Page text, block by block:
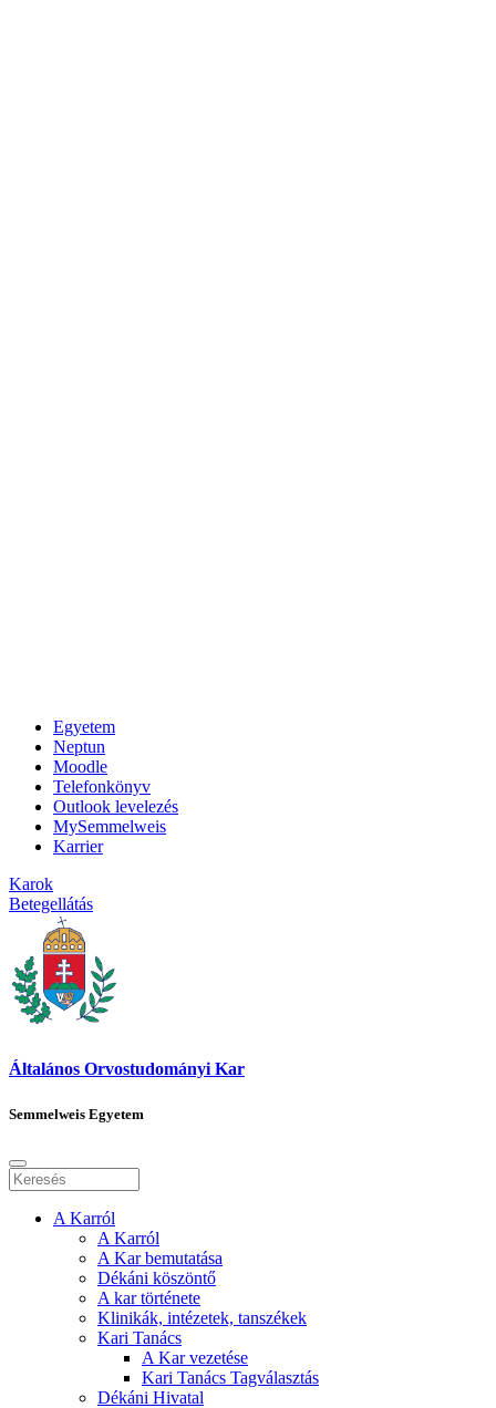
Egyetem
Neptun
Moodle
Telefonkönyv
Outlook levelezés
MySemmelweis
Karrier
Karok
Betegellátás
Általános Orvostudományi Kar
Semmelweis Egyetem
A Karról
A Karról
A Kar bemutatása
Dékáni köszöntő
A kar története
Klinikák, intézetek, tanszékek
Kari Tanács
A Kar vezetése
Kari Tanács Tagválasztás
Dékáni Hivatal